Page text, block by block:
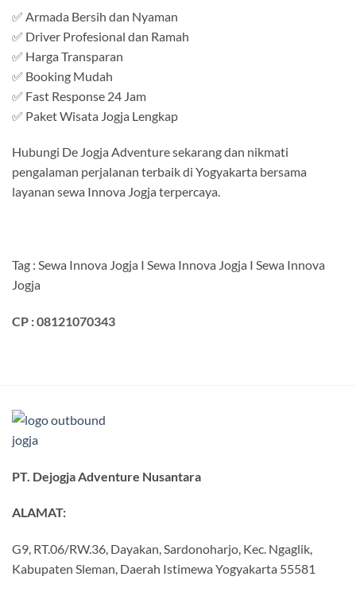
✅ Armada Bersih dan Nyaman
✅ Driver Profesional dan Ramah
✅ Harga Transparan
✅ Booking Mudah
✅ Fast Response 24 Jam
✅ Paket Wisata Jogja Lengkap
Hubungi De Jogja Adventure sekarang dan nikmati
pengalaman perjalanan terbaik di Yogyakarta bersama
layanan sewa Innova Jogja terpercaya.
Tag : Sewa Innova Jogja I Sewa Innova Jogja I Sewa Innova
Jogja
CP : 08121070343
PT. Dejogja Adventure Nusantara
ALAMAT:
G9, RT.06/RW.36, Dayakan, Sardonoharjo, Kec. Ngaglik,
Kabupaten Sleman, Daerah Istimewa Yogyakarta 55581